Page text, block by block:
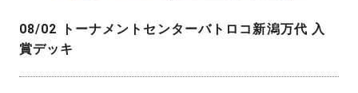
08/02 トーナメントセンターバトロコ新潟万代 入
賞デッキ